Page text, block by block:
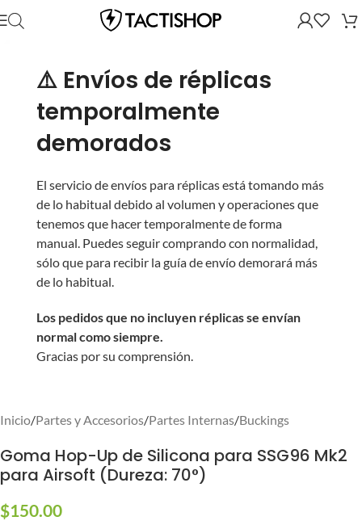
⚠️ Envíos de réplicas
temporalmente
demorados
El servicio de envíos para réplicas está tomando más
de lo habitual debido al volumen y operaciones que
tenemos que hacer temporalmente de forma
manual. Puedes seguir comprando con normalidad,
sólo que para recibir la guía de envío demorará más
de lo habitual.
Los pedidos que no incluyen réplicas se envían
normal como siempre.
Gracias por su comprensión.
Inicio/Partes y Accesorios/Partes Internas/Buckings
Goma Hop-Up de Silicona para SSG96 Mk2
para Airsoft (Dureza: 70°)
$150.00